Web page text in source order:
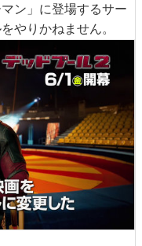
ン」に登場するサー
やりかねません。